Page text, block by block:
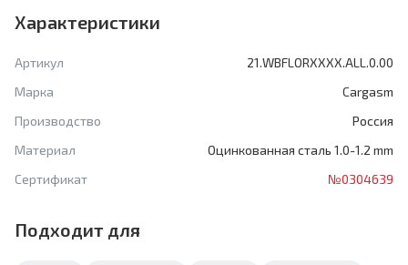
Характеристики
Артикул
21.WBFLORXXXX.ALL.0.00
Марка
Cargasm
Производство
Россия
Материал
Оцинкованная сталь 1.0-1.2 mm
Сертификат
№0304639
Подходит для